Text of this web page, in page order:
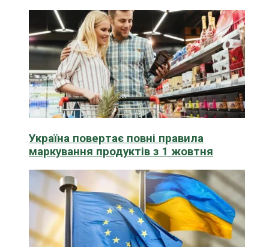
Україна повертає повні правила
маркування продуктів з 1 жовтня